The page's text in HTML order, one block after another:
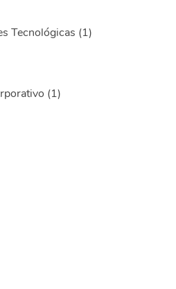
Tecnológicas (1)
(1)